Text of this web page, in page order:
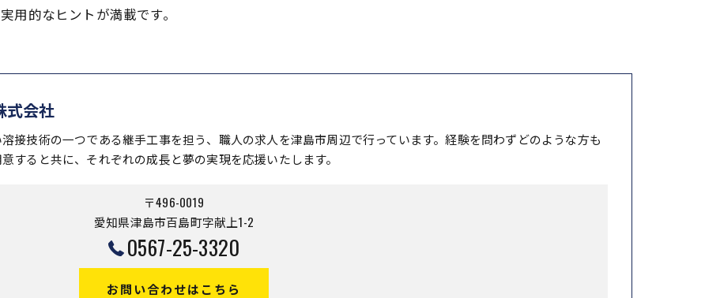
用的なヒントが満載です。
式会社
接技術の一つである継手工事を担う、職人の求人を津島市周辺で行っています。経験を問わずどのような方も
すると共に、それぞれの成長と夢の実現を応援いたします。
〒496-0019
愛知県津島市百島町字献上1-2
0567-25-3320
お問い合わせはこちら